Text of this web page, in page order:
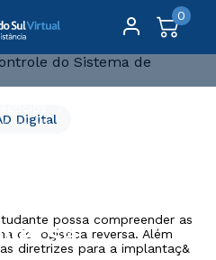
0
do Sistema de Logística
e
de
Digital
possa compreender as
de logística reversa. Além
diretrizes para a implantaç&